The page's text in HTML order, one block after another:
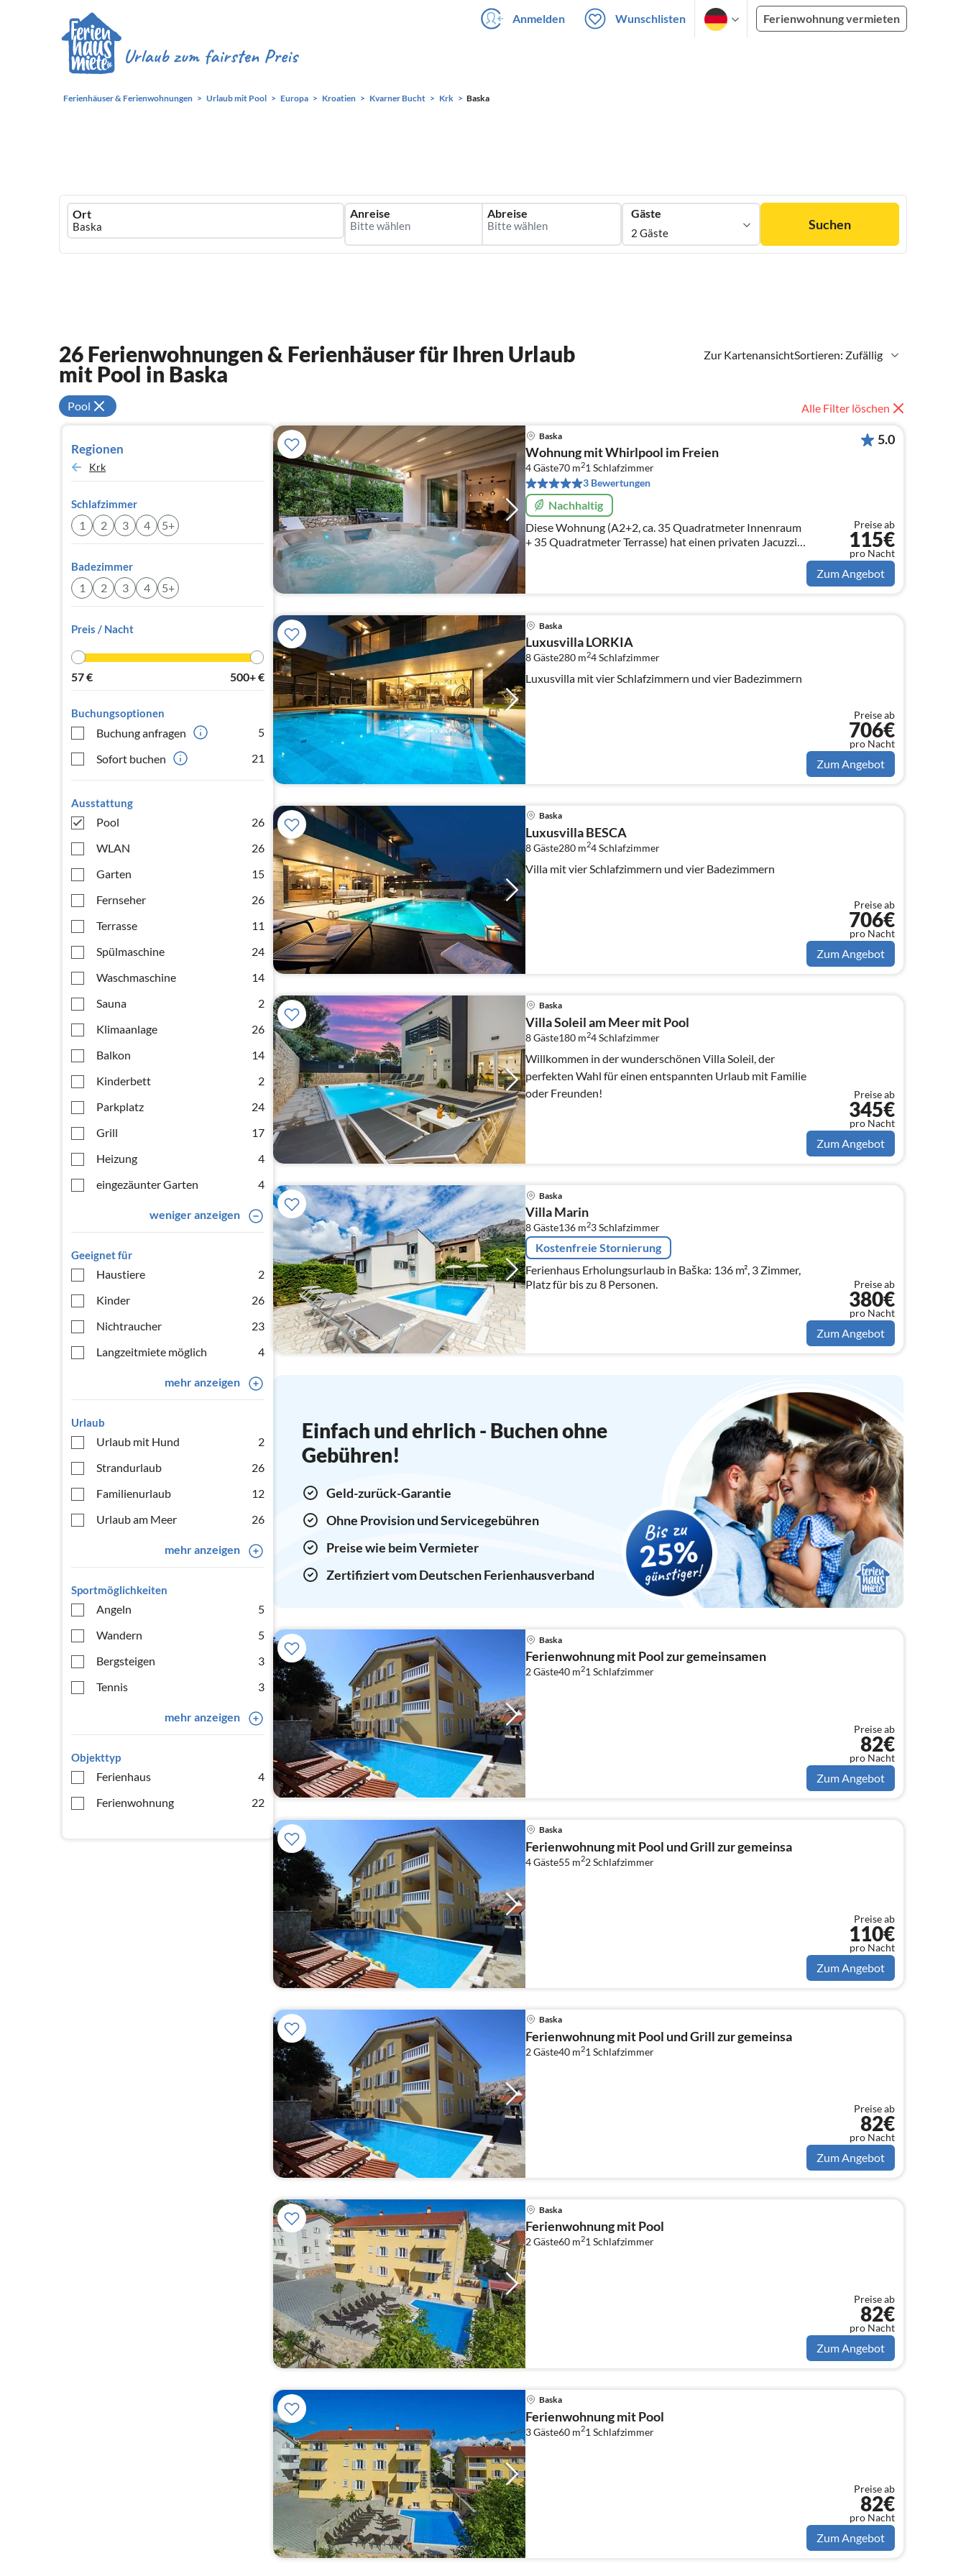
Anmelden Wunschlisten Ferienwohnung vermieten
Ferienhäuser & Ferienwohnungen Urlaub mit Pool Europa Kroatien Kvarner Bucht Krk Baska
Ferienhausmiete
logo
Ort Anreise Abreise Gäste
2 Gäste
Suchen
Zur KartenansichtSortieren: Zufällig
26 Ferienwohnungen & Ferienhäuser für Ihren Urlaub
mit Pool in Baska
Pool Alle Filter löschen
Regionen
Krk
Schlafzimmer
1 2 3 4 5+
Badezimmer
1 2 3 4 5+
Preis / Nacht
57€ 500+€
Buchungsoptionen
Buchung anfragen
5
Sofort buchen
21
Ausstattung
Pool
26
WLAN
26
Garten
15
Fernseher
26
Terrasse
11
Spülmaschine
24
Waschmaschine
14
Sauna
2
Klimaanlage
26
Balkon
14
Kinderbett
2
Parkplatz
24
Grill
17
Heizung
4
eingezäunter Garten
4
weniger anzeigen
Geeignet für
Haustiere
2
Kinder
26
Nichtraucher
23
Langzeitmiete möglich
4
mehr anzeigen
Urlaub
Urlaub mit Hund
2
Strandurlaub
26
Familienurlaub
12
Urlaub am Meer
26
mehr anzeigen
Sportmöglichkeiten
Angeln
5
Wandern
5
Bergsteigen
3
Tennis
3
mehr anzeigen
Objekttyp
Ferienhaus
4
Ferienwohnung
22
Baska
Wohnung mit Whirlpool im Freien
4 Gäste70 m21 Schlafzimmer
3 Bewertungen
Nachhaltig
Diese Wohnung (A2+2, ca. 35 Quadratmeter Innenraum
+ 35 Quadratmeter Terrasse) hat einen privaten Jacuzzi
beherbergen.
5.0
Preise ab
115€
pro Nacht
Zum Angebot
Baska
Luxusvilla LORKIA
8 Gäste280 m24Schlafzimmer
Luxusvilla mit vier Schlafzimmern und vier Badezimmern
Preise ab
706€
pro Nacht
Zum Angebot
Baska
Luxusvilla BESCA
8 Gäste280 m24Schlafzimmer
Villa mit vier Schlafzimmern und vier Badezimmern
Preise ab
706€
pro Nacht
Zum Angebot
Baska
Villa Soleil am Meer mit Pool
8 Gäste180 m24Schlafzimmer
Willkommen in der wunderschönen Villa Soleil, der
perfekten Wahl für einen entspannten Urlaub mit Familie
oder Freunden!
Preise ab
345€
pro Nacht
Zum Angebot
Baska
Villa Marin
8 Gäste136 m23Schlafzimmer
Kostenfreie Stornierung
Ferienhaus Erholungsurlaub in Baška: 136 m², 3 Zimmer,
Platz für bis zu 8 Personen.
Preise ab
380€
pro Nacht
Zum Angebot
Einfach und ehrlich - Buchen ohne
Gebühren!
Geld-zurück-Garantie
Ohne Provision und Servicegebühren
Preise wie beim Vermieter
Zertifiziert vom Deutschen Ferienhausverband
Baska
Ferienwohnung mit Pool zur gemeinsamen
2 Gäste40 m21Schlafzimmer
Preise ab
82€
pro Nacht
Zum Angebot
Baska
Ferienwohnung mit Pool und Grill zur gemeinsa
4 Gäste55 m22Schlafzimmer
Preise ab
110€
pro Nacht
Zum Angebot
Baska
Ferienwohnung mit Pool und Grill zur gemeinsa
2 Gäste40 m21 Schlafzimmer
Preise ab
82€
pro Nacht
Zum Angebot
Baska
Ferienwohnung mit Pool
2 Gäste60 m21 Schlafzimmer
Preise ab
82€
pro Nacht
Zum Angebot
Baska
Ferienwohnung mit Pool
3 Gäste60 m21 Schlafzimmer
Preise ab
82€
pro Nacht
Zum Angebot